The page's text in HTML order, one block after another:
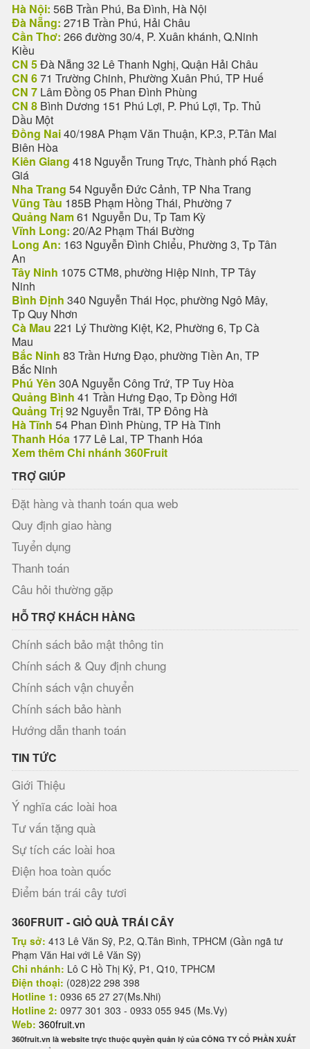
Hà Nội: 56B Trần Phú, Ba Đình, Hà Nội
Đà Nẵng: 271B Trần Phú, Hải Châu
Cần Thơ: 266 đường 30/4, P. Xuân khánh, Q.Ninh
Kiều
CN 5Đà Nẵng 32 Lê Thanh Nghị, Quận Hải Châu
CN 671 Trường Chinh, Phường Xuân Phú, TP Huế
CN 7 Lâm Đồng 05 Phan Đình Phùng
CN 8 Bình Dương 151 Phú Lợi, P. Phú Lợi, Tp. Thủ
Dầu Một
Đồng Nai40/198A Phạm Văn Thuận, KP.3, P.Tân Mai
Biên Hòa
Kiên Giang 418 Nguyễn Trung Trực, Thành phố Rạch
Giá
Nha Trang 54 Nguyễn Đức Cảnh, TP Nha Trang
Vũng Tàu 185B Phạm Hồng Thái, Phường 7
Quảng Nam61 Nguyễn Du, Tp Tam Kỳ
Vĩnh Long: 20/A2 Phạm Thái Bường
Long An: 163 Nguyễn Đình Chiểu, Phường 3, Tp Tân
An
Tây Ninh 1075 CTM8, phường Hiệp Ninh, TP Tây
Ninh
Bình Định 340 Nguyễn Thái Học, phường Ngô Mây,
Tp Quy Nhơn
Cà Mau 221 Lý Thường Kiệt, K2, Phường 6, Tp Cà
Mau
Bắc Ninh 83 Trần Hưng Đạo, phường Tiền An, TP
Bắc Ninh
Phú Yên 30A Nguyễn Công Trứ, TP Tuy Hòa
Quảng Bình 41 Trần Hưng Đạo, Tp Đồng Hới
Quảng Trị92 Nguyễn Trãi, TP Đông Hà
Hà Tĩnh 54 Phan Đình Phùng, TP Hà Tĩnh
Thanh Hóa 177 Lê Lai, TP Thanh Hóa
Xem thêm Chi nhánh 360Fruit
TRỢ GIÚP
Đặt hàng và thanh toán qua web
Quy định giao hàng
Tuyển dụng
Thanh toán
Câu hỏi thường gặp
HỖ TRỢ KHÁCH HÀNG
Chính sách bảo mật thông tin
Chính sách & Quy định chung
Chính sách vận chuyển
Chính sách bảo hành
Hướng dẫn thanh toán
TIN TỨC
Giới Thiệu
Ý nghĩa các loài hoa
Tư vấn tặng quà
Sự tích các loài hoa
Điện hoa toàn quốc
Điểm bán trái cây tươi
360FRUIT - GIỎ QUÀ TRÁI CÂY
Trụ sở: 413 Lê Văn Sỹ, P.2, Q.Tân Bình, TPHCM (Gần ngã tư
Phạm Văn Hai với Lê Văn Sỹ)
Chi nhánh: Lô C Hồ Thị Kỷ, P1, Q10, TPHCM
Điện thoại: (028)22 298 398
Hotline 1: 0936 65 27 27(Ms.Nhi)
Hotline 2: 0977 301 303 - 0933 055 945 (Ms.Vy)
Web: 360fruit.vn
360fruit.vn là website trực thuộc quyền quản lý của CÔNG TY CỔ PHẦN XUẤT